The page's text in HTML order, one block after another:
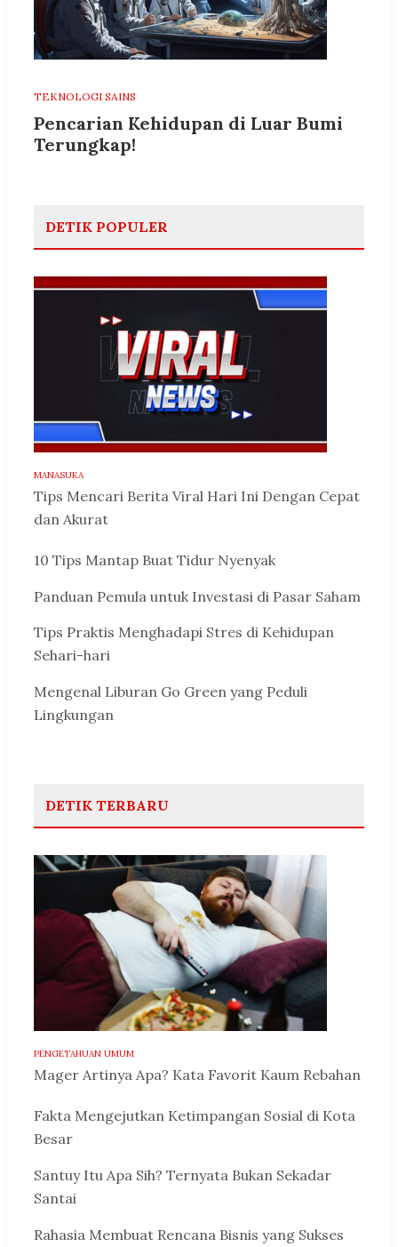
TEKNOLOGI SAINS
Pencarian Kehidupan di Luar Bumi
Terungkap!
DETIK POPULER
MANASUKA
Tips Mencari Berita Viral Hari Ini Dengan Cepat
dan Akurat
10 Tips Mantap Buat Tidur Nyenyak
Panduan Pemula untuk Investasi di Pasar Saham
Tips Praktis Menghadapi Stres di Kehidupan
Sehari-hari
Mengenal Liburan Go Green yang Peduli
Lingkungan
DETIK TERBARU
PENGETAHUAN UMUM
Mager Artinya Apa? Kata Favorit Kaum Rebahan
Fakta Mengejutkan Ketimpangan Sosial di Kota
Besar
Santuy Itu Apa Sih? Ternyata Bukan Sekadar
Santai
Rahasia Membuat Rencana Bisnis yang Sukses